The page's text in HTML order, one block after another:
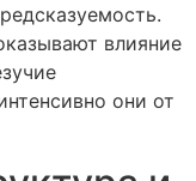
влияние
они от